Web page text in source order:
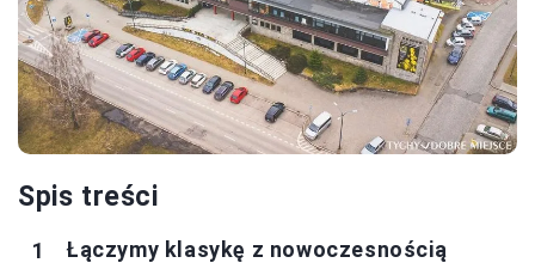
Spis treści
Łączymy klasykę z nowoczesnością